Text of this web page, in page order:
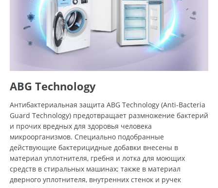
ABG Technology
Антибактериальная защита ABG Technology (Anti-Bacteria
Guard Technology) предотвращает размножение бактерий
и прочих вредных для здоровья человека
микроорганизмов. Специально подобранные
действующие бактерицидные добавки внесены в
материал уплотнителя, гребня и лотка для моющих
средств в стиральных машинах; также в материал
дверного уплотнителя, внутренних стенок и ручек